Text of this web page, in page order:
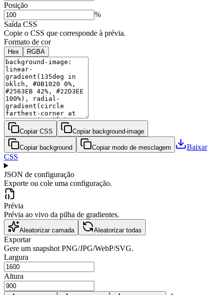
Posição
%
Saída CSS
Copie o CSS que corresponde à prévia.
Formato de cor
Hex RGBA
Copiar CSS Copiar background-image
Copiar background Copiar modo de mesclagem
Baixar
CSS
JSON de configuração
Exporte ou cole uma configuração.
Prévia
Prévia ao vivo da pilha de gradientes.
Aleatorizar camada Aleatorizar todas
Exportar
Gere um snapshot PNG/JPG/WebP/SVG.
Largura
Altura